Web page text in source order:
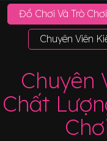
Đồ Chơi Và Trò
Chuyên Viên
Chuyên
Chất